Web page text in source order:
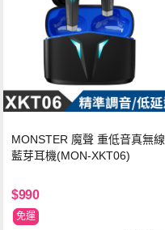
MONSTER 魔聲 重低音真無線
藍芽耳機(MON-XKT06)
$990
免運